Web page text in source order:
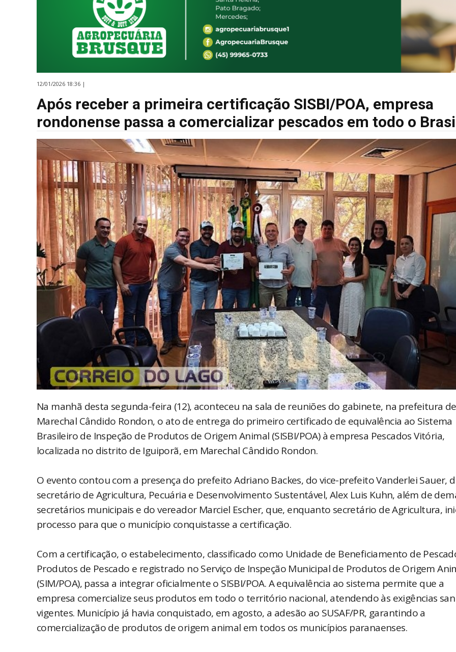
12/01/2026 18:36 |
Após receber a primeira certificação SISBI/POA, empresa
rondonense passa a comercializar pescados em todo o
Na manhã desta segunda-feira (12), aconteceu na sala de reuniões do gabinete, na prefeitura de
Marechal Cândido Rondon, o ato de entrega do primeiro certificado de equivalência ao Sistema
Brasileiro de Inspeção de Produtos de Origem Animal (SISBI/POA) à empresa Pescados Vitória,
localizada no distrito de Iguiporã, em Marechal Cândido Rondon.
O evento contou com a presença do prefeito Adriano Backes, do vice-prefeito Vanderlei Sauer,
secretário de Agricultura, Pecuária e Desenvolvimento Sustentável, Alex Luis Kuhn, além de
secretários municipais e do vereador Marciel Escher, que, enquanto secretário de Agricultura,
processo para que o município conquistasse a certificação.
Com a certificação, o estabelecimento, classificado como Unidade de Beneficiamento de
Produtos de Pescado e registrado no Serviço de Inspeção Municipal de Produtos de Origem
(SIM/POA), passa a integrar oficialmente o SISBI/POA. A equivalência ao sistema permite que a
empresa comercialize seus produtos em todo o território nacional, atendendo às exigências
vigentes. Município já havia conquistado, em agosto, a adesão ao SUSAF/PR, garantindo a
comercialização de produtos de origem animal em todos os municípios paranaenses.